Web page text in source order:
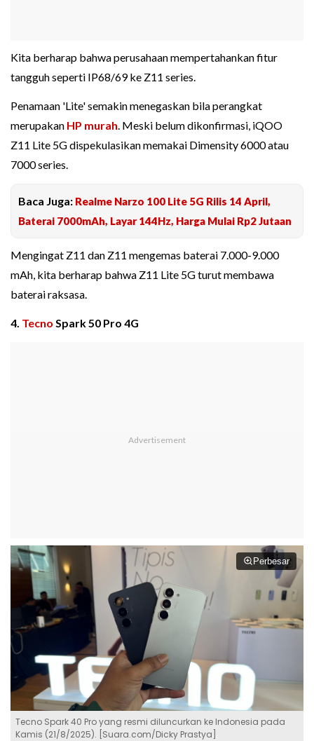
Kita berharap bahwa perusahaan mempertahankan fitur
tangguh seperti IP68/69 ke Z11 series.
Penamaan 'Lite' semakin menegaskan bila perangkat
merupakan HP murah. Meski belum dikonfirmasi, iQOO
Z11 Lite 5G dispekulasikan memakai Dimensity 6000 atau
7000 series.
Baca Juga: Realme Narzo 100 Lite 5G Rilis 14 April,
Baterai 7000mAh, Layar 144Hz, Harga Mulai Rp2 Jutaan
Mengingat Z11 dan Z11 mengemas baterai 7.000-9.000
mAh, kita berharap bahwa Z11 Lite 5G turut membawa
baterai raksasa.
4. Tecno Spark 50 Pro 4G
Perbesar
Tecno Spark 40 Pro yang resmi diluncurkan ke Indonesia pada
Kamis (21/8/2025). [Suara.com/Dicky Prastya]